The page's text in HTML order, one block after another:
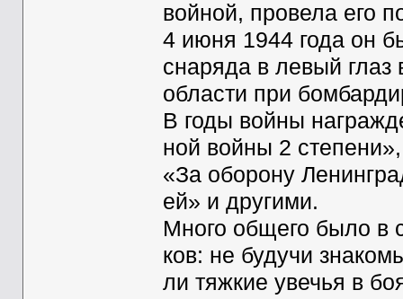
войной, провела его
4 июня 1944 года он
снаряда в левый
области при
В годы войны
ной войны 2
«За оборону
ей» и другими.
Много общего было в
ков: не будучи
ли тяжкие увечья в